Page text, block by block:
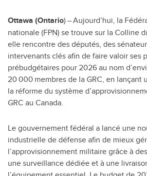
Ottawa (Ontario) – Aujourd’hui, la
nationale (FPN) se trouve sur la Colline
elle rencontre des députés, des
intervenants clés afin de faire valoir ses
prébudgétaires pour 2026 au nom
20 000 membres de la GRC, en lançant
la réforme du système
GRC au Canada.
Le gouvernement fédéral a lancé une
industrielle de défense afin de mieux
l’approvisionnement militaire grâce à
une surveillance dédiée et à une